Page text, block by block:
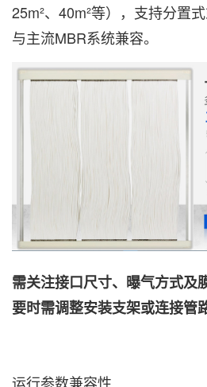
25m²、40m²等），支持分置
与主流MBR系统兼容。
需关注‌接口尺寸、曝气方式及
要时需调整安装支架或连接管
运行参数兼容性‌